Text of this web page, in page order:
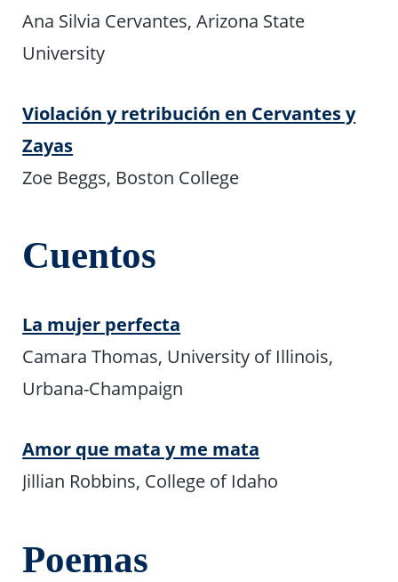
Ana Silvia Cervantes, Arizona State
University
Violación y retribución en Cervantes y
Zayas
Zoe Beggs, Boston College
Cuentos
La mujer perfecta
Camara Thomas, University of Illinois,
Urbana-Champaign
Amor que mata y me mata
Jillian Robbins, College of Idaho
Poemas